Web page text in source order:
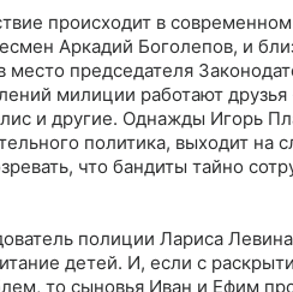
происходит в
Аркадий Боголепов, и
место председателя
милиции работают
и другие. Однажды Игорь
политика, выходит на
что бандиты тайно
не может. Расследование
полиции Лариса
детей. И, если с
то сыновья Иван и Ефим